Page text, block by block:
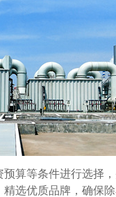
算等条件进行选择
选优质品牌，确保